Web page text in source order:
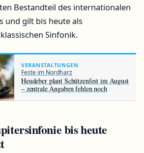
Bestandteil des internationalen
und gilt bis heute als
Sinfonik.
VERANSTALTUNGEN
Feste im Nordharz
Heudeber plant Schützenfest im August
– zentrale Angaben fehlen noch
bis heute